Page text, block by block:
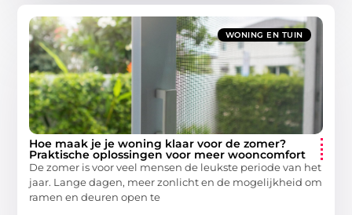
WONING EN TUIN
Hoe maak je je woning klaar voor de zomer?
Praktische oplossingen voor meer wooncomfort
De zomer is voor veel mensen de leukste periode van het
jaar. Lange dagen, meer zonlicht en de mogelijkheid om
ramen en deuren open te